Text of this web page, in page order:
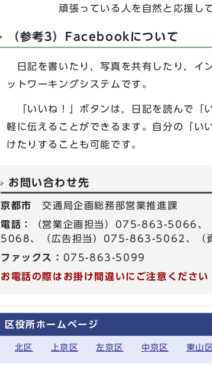
頑張っている人を自然と応援して
（参考3）Facebookについて
日記を書いたり，写真を共有したり，イ
ットワーキングシステムです。
「いいね！」ボタンは，日記を読んで「
軽に伝えることができるます。自分の「い
けたりすることも可能です。
お問い合わせ先
京都市交通局企画総務部営業推進課
電話：
（営業企画担当）075-863-5066
5068、（広告担当）075-863-5062、（
ファックス： 075-863-5099
お電話の際はお掛け間違いにご注意ください
区役所ホームページ
北区 上京区 左京区 中京区 東山